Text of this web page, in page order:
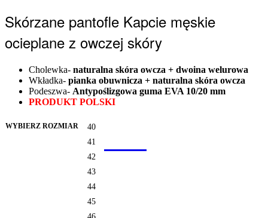
Skórzane pantofle Kapcie męskie
ocieplane z owczej skóry
Cholewka- naturalna skóra owcza + dwoina welurowa
Wkładka- pianka obuwnicza + naturalna skóra owcza
Podeszwa- Antypoślizgowa guma EVA 10/20 mm
PRODUKT POLSKI
WYBIERZ ROZMIAR
40
41
42
43
44
45